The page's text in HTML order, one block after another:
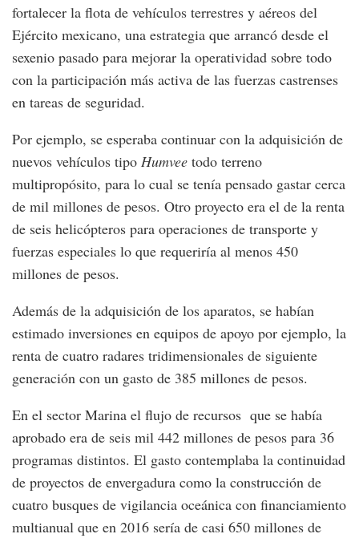
fortalecer la flota de vehículos terrestres y aéreos del
Ejército mexicano, una estrategia que arrancó desde el
sexenio pasado para mejorar la operatividad sobre todo
con la participación más activa de las fuerzas castrenses
en tareas de seguridad.
Por ejemplo, se esperaba continuar con la adquisición de
nuevos vehículos tipo Humvee todo terreno
multipropósito, para lo cual se tenía pensado gastar cerca
de mil millones de pesos. Otro proyecto era el de la renta
de seis helicópteros para operaciones de transporte y
fuerzas especiales lo que requeriría al menos 450
millones de pesos.
Además de la adquisición de los aparatos, se habían
estimado inversiones en equipos de apoyo por ejemplo, la
renta de cuatro radares tridimensionales de siguiente
generación con un gasto de 385 millones de pesos.
En el sector Marina el flujo de recursos que se había
aprobado era de seis mil 442 millones de pesos para 36
programas distintos. El gasto contemplaba la continuidad
de proyectos de envergadura como la construcción de
cuatro busques de vigilancia oceánica con financiamiento
multianual que en 2016 sería de casi 650 millones de